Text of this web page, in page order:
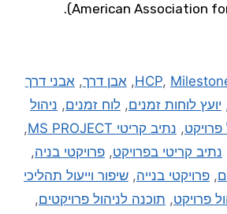
(American Association
HCP,
,אבן דרך,אבני דרך
יועץ לוחות זמנים, לוח זמנים, ניהול
פרויקט, נתיב קריטי MS PROJECT
,
נתיב קריטי בפרויקט, פרויקטי בניה,
, פרויקטי בנייה, שיפור וייעול תהליכי
פרויקט, תוכנה לניהול פרויקטים,